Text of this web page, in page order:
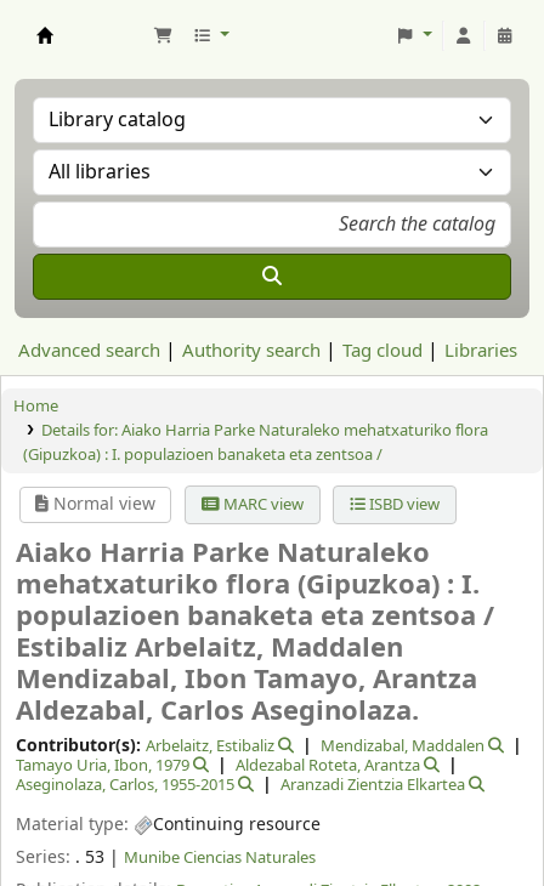
Advanced search Authority search Tag cloud Libraries
Home
Details for:Aiako Harria Parke Naturaleko mehatxaturiko flora
(Gipuzkoa) : I. populazioen banaketa eta zentsoa /
Normal view MARC view ISBD view
Aiako Harria Parke Naturaleko
mehatxaturiko flora (Gipuzkoa) : I.
populazioen banaketa eta zentsoa /
Estibaliz Arbelaitz, Maddalen
Mendizabal, Ibon Tamayo, Arantza
Aldezabal, Carlos Aseginolaza.
Contributor(s): Arbelaitz, Estibaliz
Mendizabal, Maddalen
Tamayo Uria, Ibon, 1979
Aldezabal Roteta, Arantza
Aseginolaza, Carlos, 1955-2015 Aranzadi Zientzia Elkartea
Material type:
Continuing resource
Series: . 53 | Munibe Ciencias Naturales